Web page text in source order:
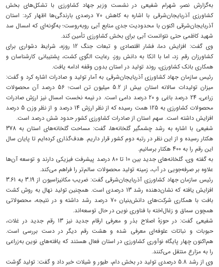
به‌گزارش نصر، شهرام شفیعی در نشست وزیر جهاد کشاورزی با تشکل‌های بخش
کشاورزی آذربایجان‌شرقی با اشاره به کاهش 70 درصدی بارندگی‌ها اظهار کرد: استان
آذربایجان‌شرقی اکنون با محدودیت جدی منابع آبی روبه‌روست؛ به‌گونه‌ای که امسال سد
شهید کاظمی حتی نتوانست آبی برای بخش کشاورزی تأمین کند.
وی گفت: افزایش دما، فشار اقتصادی و تبعات جنگ 12 روزه، شرایط دشواری برای
کشاورزان رقم زد، اما با اتکا به دانش روز، رعایت الگوی کشت، پشتیبانی کارشناسان و
همکاری بانک کشاورزی، روند تولید در استان بدون وقفه ادامه یافت.
رئیس سازمان جهاد کشاورزی آذربایجان‌شرقی به آمار تولید و صادرات اشاره کرد و گفت:
میزان تولیدات سالانه استان بیش از 5.2 میلیون تن است؛ 56 درصد آن محصولات
زراعی، 24 درصد باغی و 20 درصد دامی است. در نیمه نخست امسال نیز ارزش صادرات
محصولات کشاورزی به 125 همت رسیده که از نظر ارزش 14 درصد و از نظر وزن 5 درصد
افزایش داشته است. سهم استان از صادرات کشاورزی کشور حدود شش درصد است.
شفیعی با اشاره به رشد چشمگیر گلخانه‌ها، گفت: مساحت گلخانه‌های استان به 378
هکتار رسیده و از این نظر در رتبه دوم کشور قرار داریم. هدف‌گذاری کرده‌ایم تا پایان سال
این رقم را به 400 هکتار برسانیم.
به گفته وی، گلخانه‌های جدید بین 10 تا 80 درصد پیشرفت فیزیکی دارند و توسعه آن‌ها
علاوه بر صرفه‌جویی در آب، زمینه تولید محصولات سالم‌تر را فراهم می‌کند.
رئیس سازمان جهاد کشاورزی آذربایجان‌شرقی گفت: ضریب مکانیزاسیون از 3.19 به 3.61
افزایش یافته که نشان‌دهنده رشد 13 درصدی است. همچنین تولید نهال به روش کشت
بافت با همکاری شرکت‌های دانش‌بنیان 70 درصد رشد داشته و در نتیجه، محصولاتی
همچون سماق و زغال‌اخته با فناوری نوین در حال توسعه‌اند.
شفیعی گفت: در حوزهٔ اصلاح بذر و معرفی ارقام جدید نیز 13 رقم جدید در غلات،
حبوبات و نباتات علوفه‌ای معرفی شده و هشت رقم دیگر در دست بررسی است.
هم‌اکنون چهار پایگاه نوآوری کشاورزی در استان فعال هستند که یافته‌های نوین به‌زراعی
را به مزارع منتقل می‌کنند.
وی از رشد 5.8 درصدی تولید در بخش دام، طیور و شیلات خبر داد و گفت: تولید گوشت